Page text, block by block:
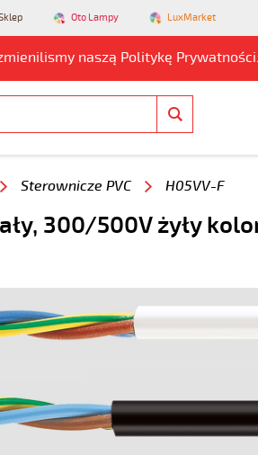
Oto Lampy LuxMarket
naszą Politykę
Sterownicze PVC H05VV-F
300/500V żyły